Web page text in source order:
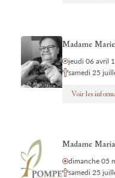
Madame
jeudi 06 avril
samedi 25
Voir les
Madame
dimanche 05
samedi 25